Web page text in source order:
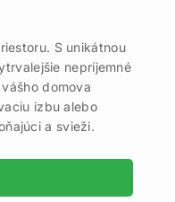
S unikátnou
nepríjemné
domova
izbu alebo
a svieži.